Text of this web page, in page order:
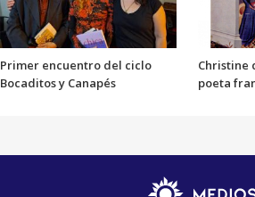
Primer encuentro del ciclo
Bocaditos y Canapés
Christine
poeta